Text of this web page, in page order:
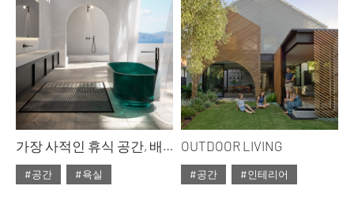
가장 사적인 휴식 공간, 배스 아틀리에
#공간
#욕실
OUTDOOR LIVING
#공간
#인테리어